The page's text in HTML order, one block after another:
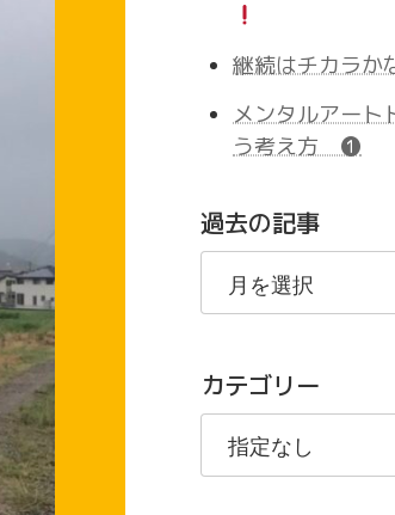
継続はチカラか
メンタルアート
う考え方 ❶
過去の記事
過
の
事
カテゴリー